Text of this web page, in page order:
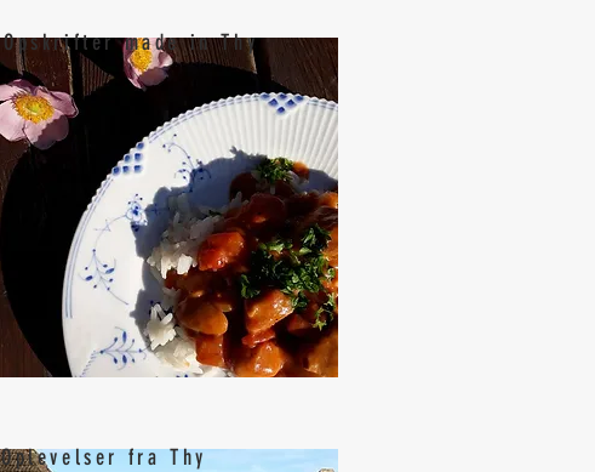
Opskrifter made in Thy
Oplevelser fra Thy